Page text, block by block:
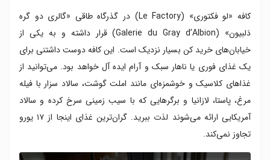
کافه «لو فکتوری» (Le Factory) در گذرگاه طاقی «گالری دو گره
دَلبیون» (Galerie du Gray d’Albion) قرار داشته و به یکی از
خیابان‌های خرید کن بسیار نزدیک است. این کافه دوست داشتنی برای
یک غذای فوری یا ناهار سبک و آرام ایده آل خواهد بود. می‌توانید از
غذاهای کلاسیک و خوشمزه‌ای مانند املت گوشت، سالاد سزار با فیله
مرغ، پاستا، لازانیا و برگرهایی که با سیب زمینی سرخ کرده و سالاد
آمریکایی ارائه می‌شوند لذت ببرید. گران‌ترین غذای اینجا از ۱۷ یورو
تجاوز نمی‌کند.